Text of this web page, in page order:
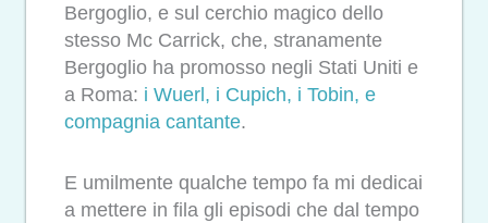
Bergoglio, e sul cerchio magico dello
stesso Mc Carrick, che, stranamente
Bergoglio ha promosso negli Stati Uniti e
a Roma: i Wuerl, i Cupich, i Tobin, e
compagnia cantante.
E umilmente qualche tempo fa mi dedicai
a mettere in fila gli episodi che dal tempo